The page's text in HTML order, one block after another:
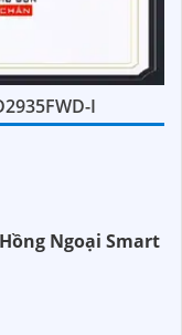
I
Ngoại Smart